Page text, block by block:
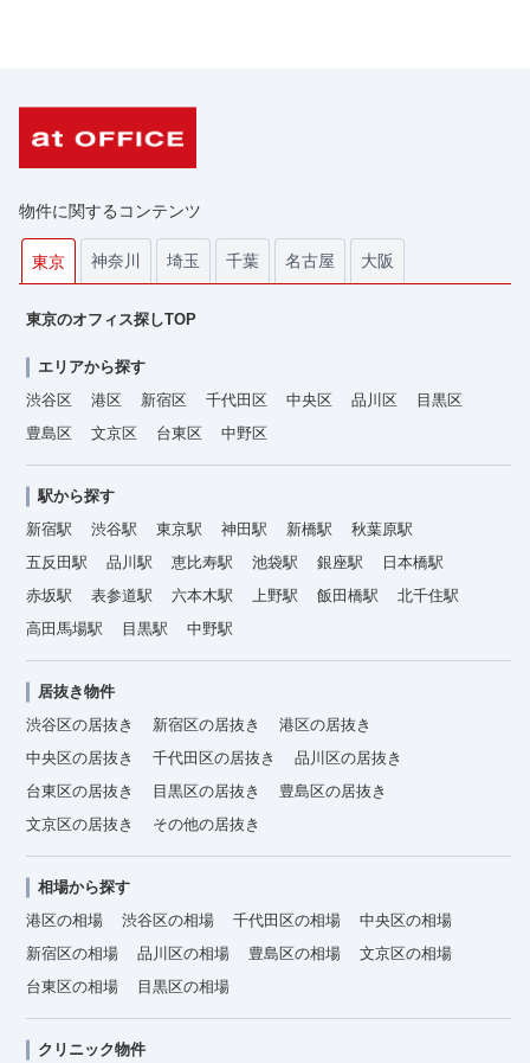
物件に関するコンテンツ
東京 神奈川 埼玉 千葉 名古屋 大阪
東京のオフィス探しTOP
エリアから探す
渋谷区
港区 新宿区 千代田区 中央区 品川区
目黒区
豊島区
文京区 台東区 中野区
駅から探す
新宿駅
渋谷駅 東京駅 神田駅 新橋駅
秋葉原駅
五反田駅
品川駅 恵比寿駅 池袋駅 銀座駅
日本橋駅
赤坂駅
表参道駅 六本木駅 上野駅 飯田橋駅
北千住駅
高田馬場駅
目黒駅 中野駅
居抜き物件
渋谷区の居抜き
新宿区の居抜き
港区の居抜き
中央区の居抜き
千代田区の居抜き
品川区の居抜き
台東区の居抜き
目黒区の居抜き
豊島区の居抜き
文京区の居抜き
その他の居抜き
相場から探す
港区の相場
渋谷区の相場 千代田区の相場
中央区の相場
新宿区の相場
品川区の相場 豊島区の相場
文京区の相場
台東区の相場
目黒区の相場
クリニック物件